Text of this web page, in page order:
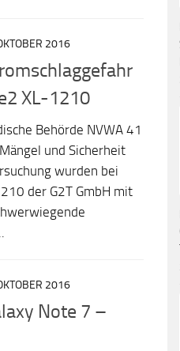
2016
XL-1210
Behörde NVWA 41
und Sicherheit
wurden bei
der G2T GmbH mit
2016
Note 7 –